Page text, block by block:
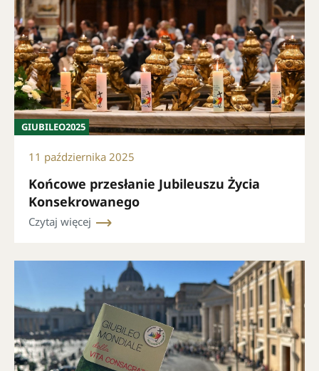
GIUBILEO2025
11 października 2025
Końcowe przesłanie Jubileuszu Życia
Konsekrowanego
Czytaj więcej